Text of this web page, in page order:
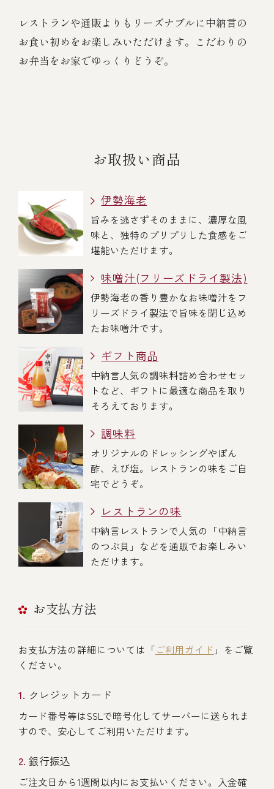
レストランや通販よりもリーズナブルに中納言の
お食い初めをお楽しみいただけます。こだわりの
お弁当をお家でゆっくりどうぞ。
お取扱い商品
伊勢海老
旨みを逃さずそのままに、濃厚な風
味と、独特のプリプリした食感をご
堪能いただけます。
味噌汁(フリーズドライ製法)
伊勢海老の香り豊かなお味噌汁をフ
リーズドライ製法で旨味を閉じ込め
たお味噌汁です。
ギフト商品
中納言人気の調味料詰め合わせセッ
トなど、ギフトに最適な商品を取り
そろえております。
調味料
オリジナルのドレッシングやぽん
酢、えび塩。レストランの味をご自
宅でどうぞ。
レストランの味
中納言レストランで人気の「中納言
のつぶ貝」などを通販でお楽しみい
ただけます。
お支払方法
お支払方法の詳細については「ご利用ガイド 」をご覧
ください。
クレジットカード
カード番号等はSSLで暗号化してサーバーに送られま
すので、安心してご利用いただけます。
銀行振込
ご注文日から1週間以内にお支払いください。入金確